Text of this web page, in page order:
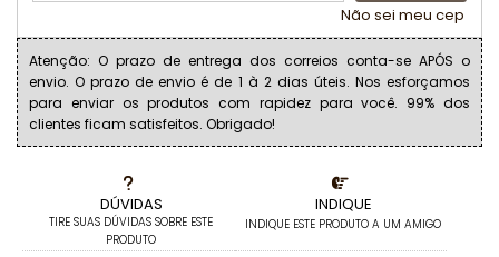
DÚVIDAS
TIRE SUAS DÚVIDAS SOBRE ESTE
PRODUTO
INDIQUE
INDIQUE ESTE PRODUTO A UM AMIGO
Não sei meu cep
Atenção: O prazo de entrega dos correios conta-se APÓS o
envio. O prazo de envio é de 1 à 2 dias úteis. Nos esforçamos
para enviar os produtos com rapidez para você. 99% dos
clientes ficam satisfeitos. Obrigado!